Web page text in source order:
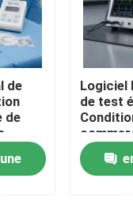
d'huile
la machine
test à haute tension
de
de
pour
Logiciel
de test
de
charge